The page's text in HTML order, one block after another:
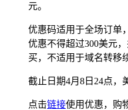
元。
优惠码适用于全场订单
优惠不得超过300美元
买，不适用于域名转移
截止日期4月8日24点，
点击链接使用优惠，购